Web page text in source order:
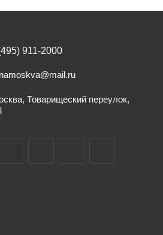
911-2000
Товарищеский переулок,